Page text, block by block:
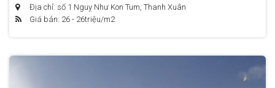
Địa chỉ: số 1 Nguỵ Như Kon Tum, Thanh Xuân
Giá bán: 26 - 26triệu/m2